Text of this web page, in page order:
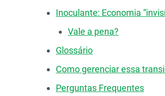
Inoculante: Economia
Vale a pena?
Glossário
Como gerenciar essa
Perguntas Frequentes